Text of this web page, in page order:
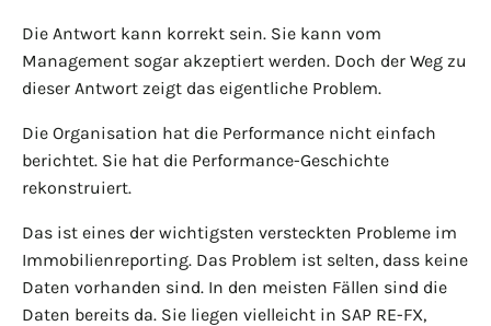
Die Antwort kann korrekt sein. Sie kann vom
Management sogar akzeptiert werden. Doch der Weg zu
dieser Antwort zeigt das eigentliche Problem.
Die Organisation hat die Performance nicht einfach
berichtet. Sie hat die Performance-Geschichte
rekonstruiert.
Das ist eines der wichtigsten versteckten Probleme im
Immobilienreporting. Das Problem ist selten, dass keine
Daten vorhanden sind. In den meisten Fällen sind die
Daten bereits da. Sie liegen vielleicht in SAP RE-FX,